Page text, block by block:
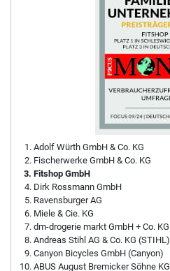
Adolf Würth GmbH & Co. KG
Fischerwerke GmbH & Co. KG
Fitshop GmbH
Dirk Rossmann GmbH
Ravensburger AG
Miele & Cie. KG
dm-drogerie markt GmbH + Co. KG
Andreas Stihl AG & Co. KG (STIHL)
Canyon Bicycles GmbH (Canyon)
ABUS August Bremicker Söhne KG